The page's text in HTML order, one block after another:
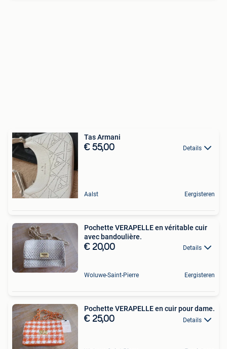
Tas Armani
€ 55,00 Details
Aalst Eergisteren
Pochette VERAPELLE en véritable cuir
avec bandoulière.
€ 20,00 Details
Woluwe-Saint-Pierre Eergisteren
Pochette VERAPELLE en cuir pour dame.
€ 25,00 Details